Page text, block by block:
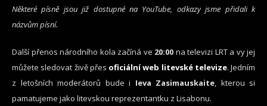
Některé písně jsou již dostupné na YouTube, odkazy jsme přidali k
názvům písní.
Další přenos národního kola začíná ve 20:00 na televizi LRT a vy jej
můžete sledovat živě přes oficiální web litevské televize. Jedním
z letošních moderátorů bude i Ieva Zasimauskaite , kterou si
pamatujeme jako litevskou reprezentantku z Lisabonu.